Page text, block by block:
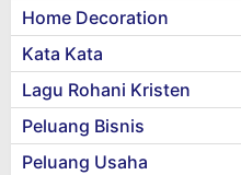
Home Decoration
Kata Kata
Lagu Rohani Kristen
Peluang Bisnis
Peluang Usaha